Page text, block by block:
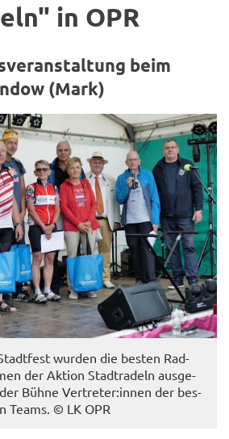
in OPR
beim
(Mark)
wur­den die bes­ten Rad­
der Ak­ti­on Stadt­ra­deln aus­ge­
Bühne Ver­tre­ter:innen der bes­
Teams. © LK OPR